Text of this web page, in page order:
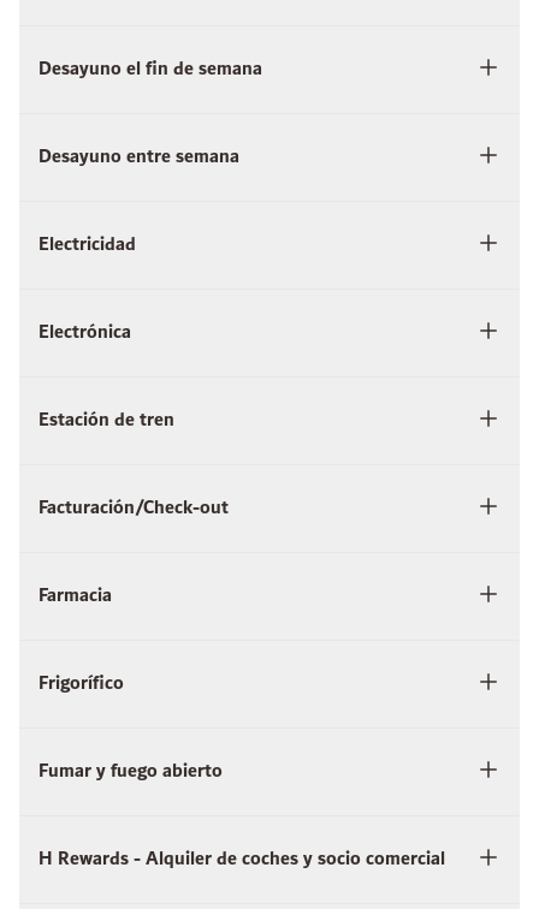
Desayuno el fin de semana
Desayuno entre semana
Electricidad
Electrónica
Estación de tren
Facturación/Check-out
Farmacia
Frigorífico
Fumar y fuego abierto
H Rewards - Alquiler de coches y socio comercial